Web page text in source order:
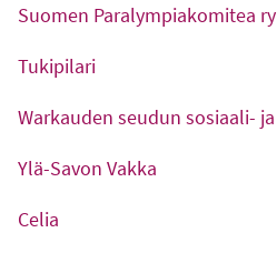
Suomen Paralympiakomitea ry
Tukipilari
Warkauden seudun sosiaali-
Ylä-Savon Vakka
Celia